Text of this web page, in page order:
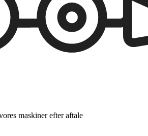
maskiner efter aftale